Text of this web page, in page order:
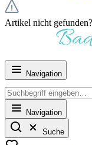
Artikel nicht
Navigation
Navigation
Suche